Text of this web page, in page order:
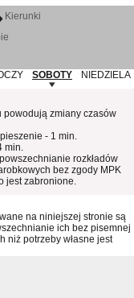
Kierunki
SOBOTY NIEDZIELA
powodują zmiany czasów
- 1 min.
min.
rozkładów
bez zgody MPK
jest zabronione.
na niniejszej stronie są
ich bez pisemnej
niż potrzeby własne jest